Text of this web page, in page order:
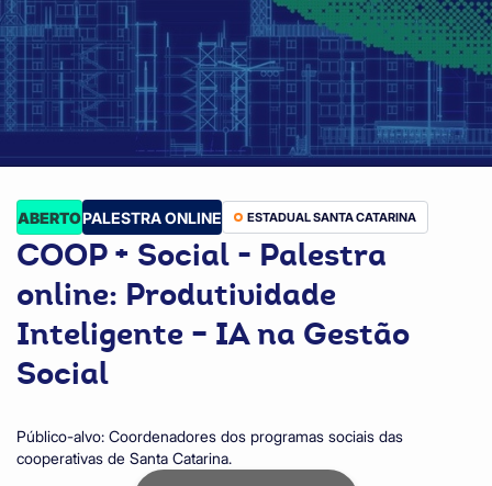
ABERTOPALESTRA ONLINE ESTADUAL SANTA CATARINA
COOP + Social - Palestra
online: Produtividade
Inteligente – IA na Gestão
Social
Público-alvo: Coordenadores dos programas sociais das
cooperativas de Santa Catarina.